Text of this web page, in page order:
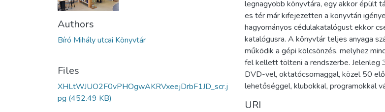
Authors
Bíró Mihály utcai Könyvtár
Files
XHLtWJUO2F0vPHOgwAKRVxeejDrbF1JD_scr.j
pg (452.49 KB)
legnagyobb könyvtára, egy akkor épült
es tér már kifejezetten a könyvtári
hagyományos cédulakatalógust ekkor
katalógusra. A könyvtár teljes anyaga
működik a gépi kölcsönzés, melyhez
fel kellett tölteni a rendszerbe. Jelenleg
DVD-vel, oktatócsomaggal, közel 50
lehetőséggel, klubokkal, programokkal
URI